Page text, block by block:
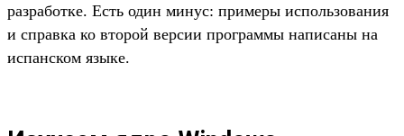
разработке. Есть один минус: примеры использования
и справка ко второй версии программы написаны на
испанском языке.